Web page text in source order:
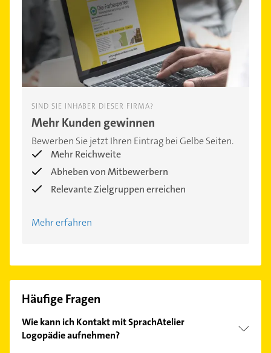
SIND SIE INHABER DIESER FIRMA?
Mehr Kunden gewinnen
Bewerben Sie jetzt Ihren Eintrag bei Gelbe Seiten.
Mehr Reichweite
Abheben von Mitbewerbern
Relevante Zielgruppen erreichen
Mehr erfahren
Häufige Fragen
Wie kann ich Kontakt mit SprachAtelier
Logopädie aufnehmen?